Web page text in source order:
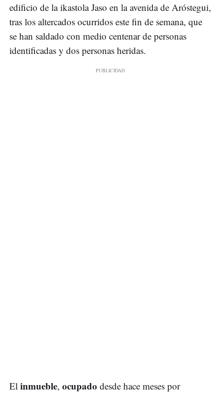
edificio de la ikastola Jaso en la avenida de Aróstegui,
tras los altercados ocurridos este fin de semana, que
se han saldado con medio centenar de personas
identificadas y dos personas heridas.
El inmueble, ocupado desde hace meses por